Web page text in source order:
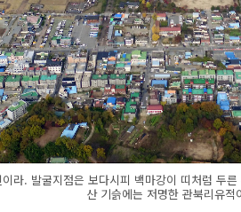
라. 발굴지점은 보다시피 백마강이 띠처럼 두
산 기슭에는 저명한 관북리유적